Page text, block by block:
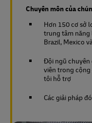
Chuyên môn của
Hơn 150 cơ sở
trung tâm năng
Brazil, Mexico
Đội ngũ chuyên
viên trong cộng
tôi hỗ trợ
Các giải pháp